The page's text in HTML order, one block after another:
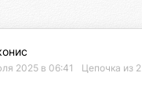
2025 в 06:41 Цепочка из 2